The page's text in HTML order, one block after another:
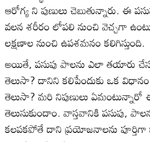
ఆరోగ్య ని పుణులు చెబుతున్నారు. ఈ
వలన శరీరం లోపలి నుంచి వెచ్చగా
లక్షణాల నుంచి ఉపశమనం కలిగిస్తుంది.
అయితే, పసుపు పాలను ఎలా తయారు
తెలుసా? దానిని కలిపేందుకు ఒక
తెలుసా? మరి నిపుణులు
తెలుసుకుందాం. వాస్తవానికి పసుపు,
కలపకపోతే దాని ప్రయోజనాలను